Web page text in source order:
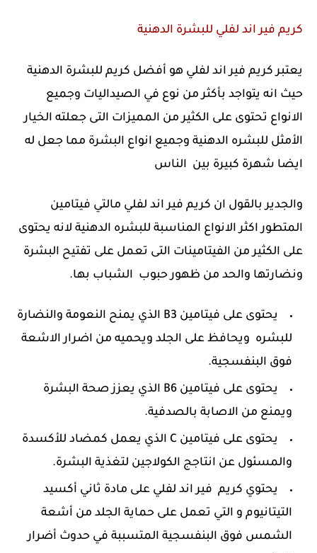
كريم فير اند لفلي للبشرة الدهنية
يعتبر كريم فير اند لفلي هو أفضل كريم للبشرة الدهنية
حيث انه يتواجد بأكثر من نوع في الصيداليات وجميع
الانواع تحتوى على الكثير من المميزات التى جعلته الخيار
الأمثل للبشره الدهنية وجميع انواع البشرة مما جعل له
ايضا شهرة كبيرة بين الناس
والجدير بالقول ان كريم فير اند لفلي مالتي فيتامين
المتطور اكثر الانواع المناسبة للبشره الدهنية لانه يحتوى
على الكثير من الفيتامينات التى تعمل على تفتيح البشرة
ونضارتها والحد من ظهور حبوب الشباب بها.
يحتوى على فيتامين B3 الذي يمنح النعومة والنضارة
للبشره ويحافظ على الجلد ويحميه من اضرار الاشعة
فوق البنفسجية.
يحتوى على فيتامين B6 الذي يعزز صحة البشرة
ويمنع من الاصابة بالصدفية.
يحتوى على فيتامين C الذي يعمل كمضاد للأكسدة
والمسئول عن انتاجج الكولاجين لتغذية البشرة.
يحتوي كريم فير اند لفلي على مادة ثاني أكسيد
التيتانيوم و التي تعمل على حماية الجلد من أشعة
الشمس فوق البنفسجية المتسببة في حدوث أضرار